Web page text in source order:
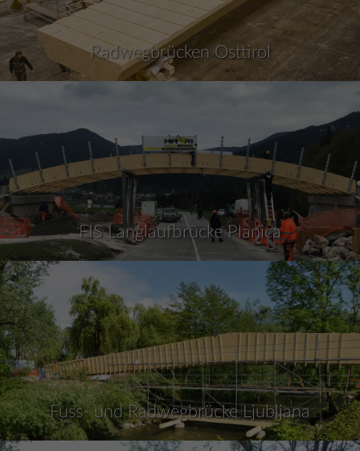
Radwegbrücken Osttirol
FIS Langlaufbrücke Planica
Fuss- und Radwegbrücke Ljubljana